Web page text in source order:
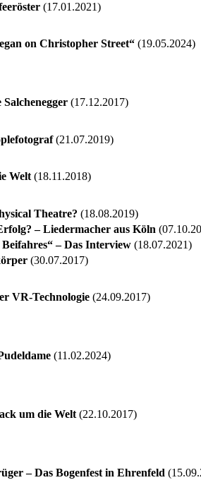
(17.01.2021)
on Christopher Street“ (19.05.2024)
(17.12.2017)
(21.07.2019)
Welt(18.11.2018)
Theatre? (18.08.2019)
– Liedermacher aus Köln
– Das Interview (18.07.2021)
(30.07.2017)
VR-Technologie (24.09.2017)
(11.02.2024)
um die Welt(22.10.2017)
– Das Bogenfest in Ehrenfeld